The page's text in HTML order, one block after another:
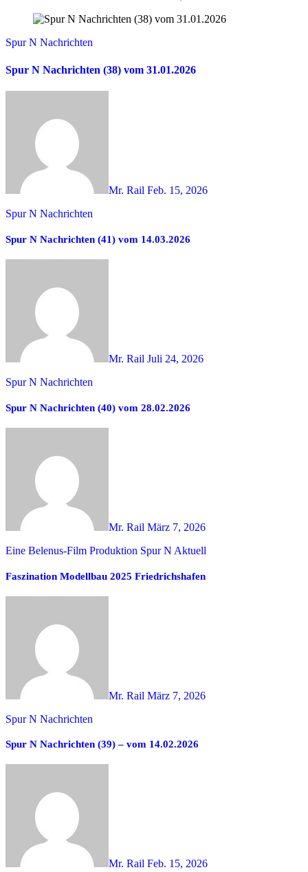
Spur N Nachrichten
Spur N Nachrichten (38) vom 31.01.2026
Mr. Rail Feb. 15, 2026
Spur N Nachrichten
Spur N Nachrichten (41) vom 14.03.2026
Mr. Rail Juli 24, 2026
Spur N Nachrichten
Spur N Nachrichten (40) vom 28.02.2026
Mr. Rail März 7, 2026
Eine Belenus-Film Produktion Spur N Aktuell
Faszination Modellbau 2025 Friedrichshafen
Mr. Rail März 7, 2026
Spur N Nachrichten
Spur N Nachrichten (39) – vom 14.02.2026
Mr. Rail Feb. 15, 2026